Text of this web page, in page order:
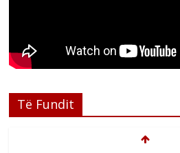
Të Fundit